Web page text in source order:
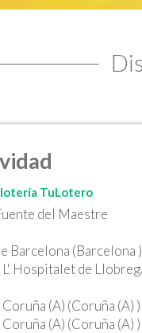
TuLotero
del Maestre
Barcelona (Barcelona )
Hospitalet de
(A) (Coruña (A) )
(A) (Coruña (A) )